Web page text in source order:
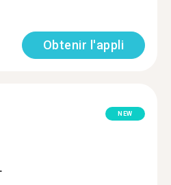
Obtenir l'appli
NEW